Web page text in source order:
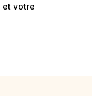
votre